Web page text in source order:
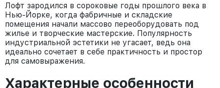
Лофт зародился в сороковые годы прошлого века в
Нью-Йорке, когда фабричные и складские
помещения начали массово переоборудовать под
жилье и творческие мастерские. Популярность
индустриальной эстетики не угасает, ведь она
идеально сочетает в себе практичность и простор
для самовыражения.
Характерные особенности